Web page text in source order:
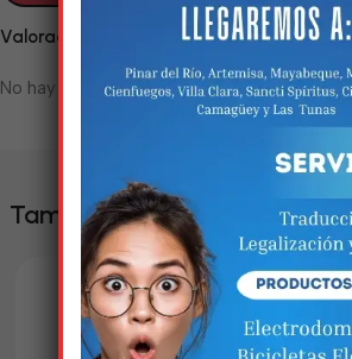
Valoraciones
No hay valoraciones aún.
También te puede interesar
Estamos
nisso!
Em breve, esta página
disponível com
incríveis. Agradecemos
paciência e